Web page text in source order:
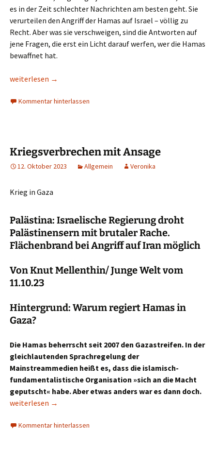
es in der Zeit schlechter Nachrichten am besten geht. Sie
verurteilen den Angriff der Hamas auf Israel – völlig zu
Recht. Aber was sie verschweigen, sind die Antworten auf
jene Fragen, die erst ein Licht darauf werfen, wer die Hamas
bewaffnet hat.
Das Gebot der Stunde ist Pazifismus, das Stiften von Frieden.
weiterlesen →
Kommentar hinterlassen
Kriegsverbrechen mit Ansage
12. Oktober 2023 Allgemein Veronika
Krieg in Gaza
Palästina: Israelische Regierung droht
Palästinensern mit brutaler Rache.
Flächenbrand bei Angriff auf Iran möglich
Von Knut Mellenthin/ Junge Welt vom
11.10.23
Hintergrund­: Warum regiert ­Hamas in
Gaza?
Die Hamas beherrscht seit 2007 den Gazastreifen. In der
gleichlautenden Sprachregelung der
Mainstreammedien heißt es, dass die islamisch-
fundamentalistische Organisation »sich an die Macht
geputscht« habe. Aber etwas anders war es dann doch.
Kriegsverbrechen mit Ansage
weiterlesen →
Kommentar hinterlassen